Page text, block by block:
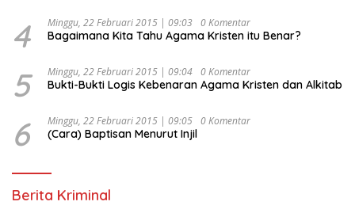
4 Minggu, 22 Februari 2015 | 09:03 0 Komentar
Bagaimana Kita Tahu Agama Kristen itu Benar?
5 Minggu, 22 Februari 2015 | 09:04 0 Komentar
Bukti-Bukti Logis Kebenaran Agama Kristen dan Alkitab
6 Minggu, 22 Februari 2015 | 09:05 0 Komentar
(Cara) Baptisan Menurut Injil
Berita Kriminal